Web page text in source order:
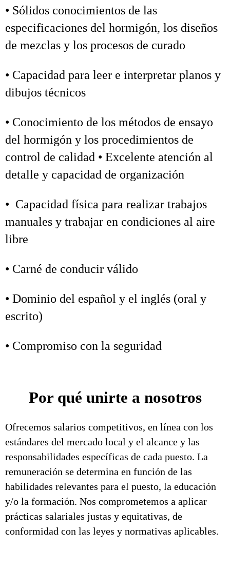
• Sólidos conocimientos de las
especificaciones del hormigón, los diseños
de mezclas y los procesos de curado
• Capacidad para leer e interpretar planos y
dibujos técnicos
• Conocimiento de los métodos de ensayo
del hormigón y los procedimientos de
control de calidad • Excelente atención al
detalle y capacidad de organización
• Capacidad física para realizar trabajos
manuales y trabajar en condiciones al aire
libre
• Carné de conducir válido
• Dominio del español y el inglés (oral y
escrito)
• Compromiso con la seguridad
Por qué unirte a nosotros
Ofrecemos salarios competitivos, en línea con los
estándares del mercado local y el alcance y las
responsabilidades específicas de cada puesto. La
remuneración se determina en función de las
habilidades relevantes para el puesto, la educación
y/o la formación. Nos comprometemos a aplicar
prácticas salariales justas y equitativas, de
conformidad con las leyes y normativas aplicables.